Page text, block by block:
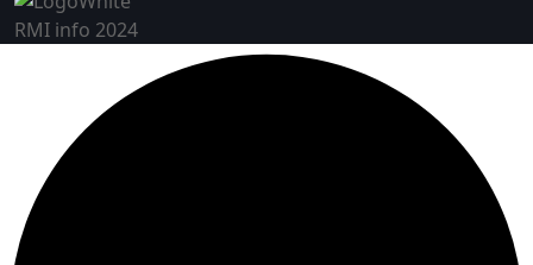
RMI info 2024